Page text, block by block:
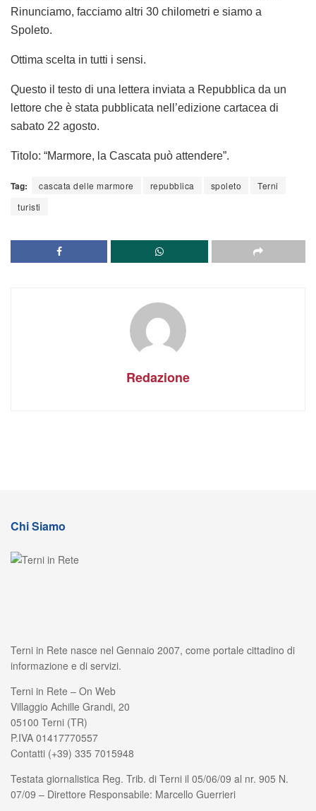
Rinunciamo, facciamo altri 30 chilometri e siamo a
Spoleto.
Ottima scelta in tutti i sensi.
Questo il testo di una lettera inviata a Repubblica da un
lettore che è stata pubblicata nell’edizione cartacea di
sabato 22 agosto.
Titolo: “Marmore, la Cascata può attendere”.
Tag: cascata delle marmore repubblica spoleto
Terni
turisti
Redazione
Chi Siamo
Terni in Rete nasce nel Gennaio 2007, come portale cittadino di
informazione e di servizi.
Terni in Rete – On Web
Villaggio Achille Grandi, 20
05100 Terni (TR)
P.IVA 01417770557
Contatti (+39) 335 7015948
Testata giornalistica Reg. Trib. di Terni il 05/06/09 al nr. 905 N.
07/09 – Direttore Responsabile: Marcello Guerrieri